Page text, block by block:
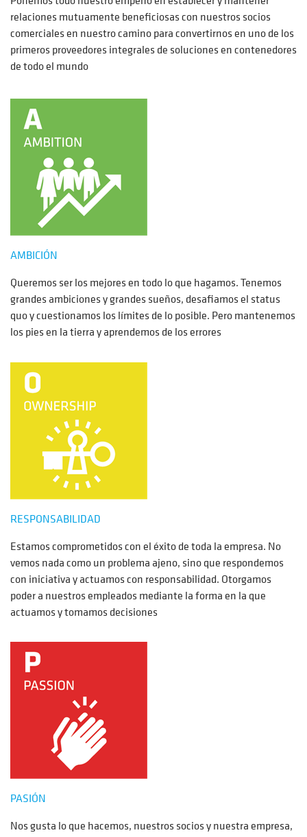
relaciones mutuamente beneficiosas con nuestros socios
comerciales en nuestro camino para convertirnos en uno de los
primeros proveedores integrales de soluciones en contenedores
de todo el mundo
AMBICIÓN
Queremos ser los mejores en todo lo que hagamos. Tenemos
grandes ambiciones y grandes sueños, desafiamos el status
quo y cuestionamos los límites de lo posible. Pero mantenemos
los pies en la tierra y aprendemos de los errores
RESPONSABILIDAD
Estamos comprometidos con el éxito de toda la empresa. No
vemos nada como un problema ajeno, sino que respondemos
con iniciativa y actuamos con responsabilidad. Otorgamos
poder a nuestros empleados mediante la forma en la que
actuamos y tomamos decisiones
PASIÓN
Nos gusta lo que hacemos, nuestros socios y nuestra empresa,